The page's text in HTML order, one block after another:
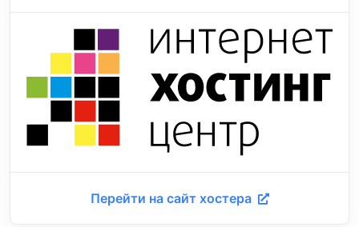
Перейти на сайт хостера